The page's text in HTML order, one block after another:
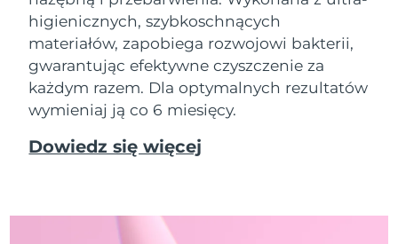
higienicznych, szybkoschnących
materiałów, zapobiega rozwojowi bakterii,
gwarantując efektywne czyszczenie za
każdym razem. Dla optymalnych rezultatów
wymieniaj ją co 6 miesięcy.
Dowiedz się więcej